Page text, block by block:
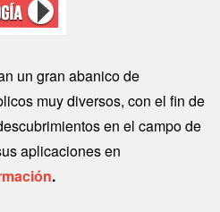
un gran abanico de
muy diversos, con el fin de
en el campo de
aplicaciones en
.